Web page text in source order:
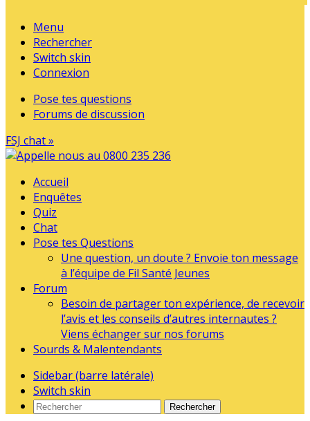
Menu
Rechercher
Switch skin
Connexion
Pose tes questions
Forums de discussion
FSJ chat »
Accueil
Enquêtes
Quiz
Chat
Pose tes Questions
Une question, un doute ? Envoie ton message
à l’équipe de Fil Santé Jeunes
Forum
Besoin de partager ton expérience, de recevoir
l’avis et les conseils d’autres internautes ?
Viens échanger sur nos forums
Sourds & Malentendants
Sidebar (barre latérale)
Switch skin
Rechercher